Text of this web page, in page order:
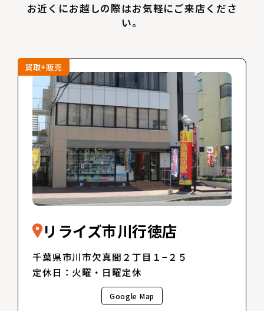
お近くにお越しの際はお気軽にご来店くださ
い。
買取+販売
リライズ市川行徳店
千葉県市川市欠真間２丁目１−２５
定休日：火曜・日曜定休
Google Map